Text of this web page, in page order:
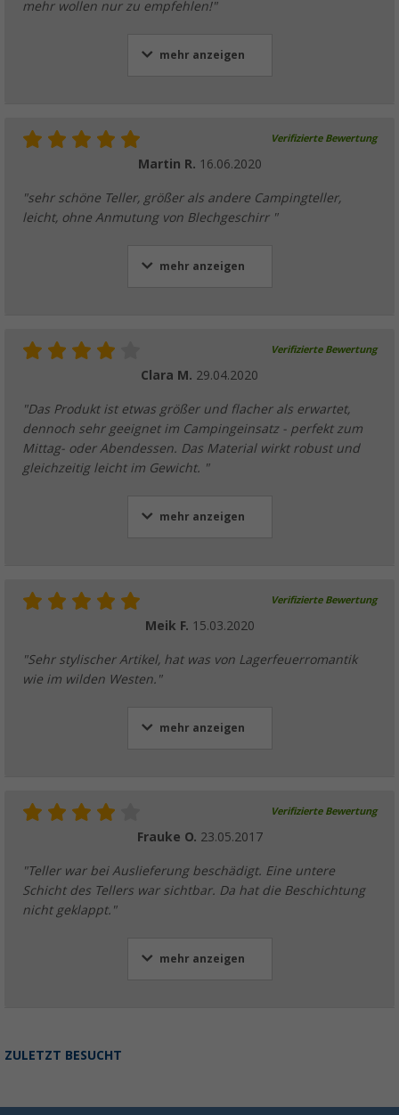
mehr wollen nur zu empfehlen!"
mehr anzeigen
Verifizierte Bewertung
Martin R. 16.06.2020
"sehr schöne Teller, größer als andere Campingteller,
leicht, ohne Anmutung von Blechgeschirr "
mehr anzeigen
Verifizierte Bewertung
Clara M. 29.04.2020
"Das Produkt ist etwas größer und flacher als erwartet,
dennoch sehr geeignet im Campingeinsatz - perfekt zum
Mittag- oder Abendessen. Das Material wirkt robust und
gleichzeitig leicht im Gewicht. "
mehr anzeigen
Verifizierte Bewertung
Meik F. 15.03.2020
"Sehr stylischer Artikel, hat was von Lagerfeuerromantik
wie im wilden Westen."
mehr anzeigen
Verifizierte Bewertung
Frauke O. 23.05.2017
"Teller war bei Auslieferung beschädigt. Eine untere
Schicht des Tellers war sichtbar. Da hat die Beschichtung
nicht geklappt."
mehr anzeigen
ZULETZT BESUCHT